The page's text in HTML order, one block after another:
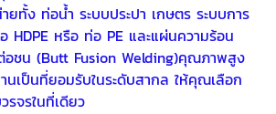
ยทั้ง ท่อนํ้า ระบบประปา เกษตร ระบบการ
HDPE หรือ ท่อ PE และแผ่นความร้อน
อชน (Butt Fusion Welding)คุณภาพสูง
นเป็นที่ยอมรับในระดับสากล ให้คุณเลือก
รจรในที่เดียว